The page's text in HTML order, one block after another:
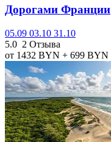
Дорогами Франции
05.09 03.10 31.10
5.0 2 Отзыва
от 1432 BYN + 699 BYN